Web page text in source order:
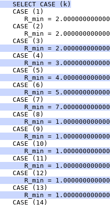
SELECT CASE (k)
CASE (1)
R_min =
CASE (2)
R_min =
CASE (3)
R_min =
CASE (4)
R_min =
CASE (5)
R_min =
CASE (6)
R_min =
CASE (7)
R_min =
CASE (8)
R_min =
CASE (9)
R_min =
CASE (10)
R_min =
CASE (11)
R_min =
CASE (12)
R_min =
CASE (13)
R_min =
CASE (14)